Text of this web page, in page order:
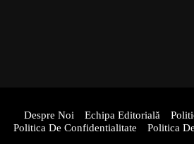
Despre Noi Echipa Editorială
Politica De Confidentialitate
Politica